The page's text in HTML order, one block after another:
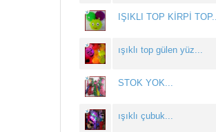
IŞIKLI TOP KİRPİ TOP...
ışıklı top gülen yüz...
STOK YOK...
ışıklı çubuk...